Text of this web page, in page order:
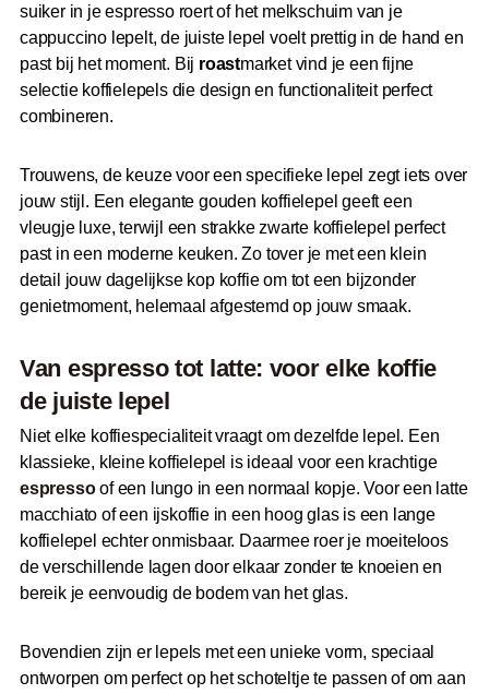
suiker in je espresso roert of het melkschuim van je
cappuccino lepelt, de juiste lepel voelt prettig in de hand en
past bij het moment. Bij roastmarket vind je een fijne
selectie koffielepels die design en functionaliteit perfect
combineren.
Trouwens, de keuze voor een specifieke lepel zegt iets over
jouw stijl. Een elegante gouden koffielepel geeft een
vleugje luxe, terwijl een strakke zwarte koffielepel perfect
past in een moderne keuken. Zo tover je met een klein
detail jouw dagelijkse kop koffie om tot een bijzonder
genietmoment, helemaal afgestemd op jouw smaak.
Van espresso tot latte: voor elke koffie
de juiste lepel
Niet elke koffiespecialiteit vraagt om dezelfde lepel. Een
klassieke, kleine koffielepel is ideaal voor een krachtige
espressoof een lungo in een normaal kopje. Voor een latte
macchiato of een ijskoffie in een hoog glas is een lange
koffielepel echter onmisbaar. Daarmee roer je moeiteloos
de verschillende lagen door elkaar zonder te knoeien en
bereik je eenvoudig de bodem van het glas.
Bovendien zijn er lepels met een unieke vorm, speciaal
ontworpen om perfect op het schoteltje te passen of om aan